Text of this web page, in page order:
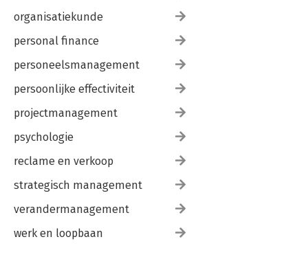
organisatiekunde
personal finance
personeelsmanagement
persoonlijke effectiviteit
projectmanagement
psychologie
reclame en verkoop
strategisch management
verandermanagement
werk en loopbaan